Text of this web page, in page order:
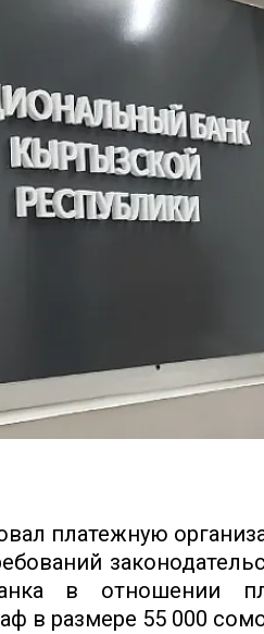
платежную
в отношении
в размере 55 000